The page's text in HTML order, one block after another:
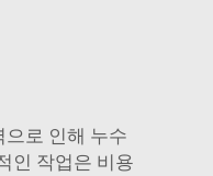
로 인해 누수
인 작업은 비용